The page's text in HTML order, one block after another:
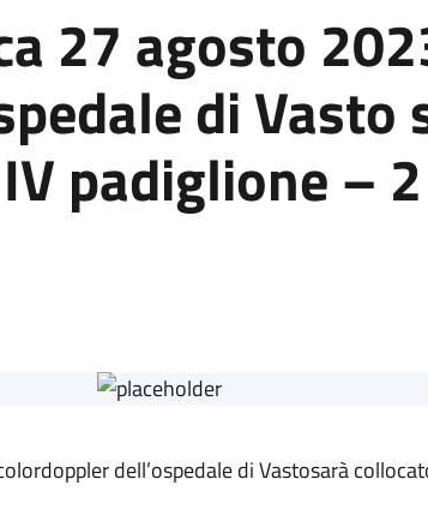
27 agosto
di Vasto
padiglione –
dell’ospedale di Vastosarà